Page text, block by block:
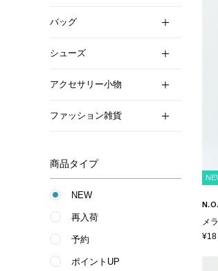
バッグ
シューズ
アクセサリー小物
ファッション雑貨
商品タイプ
NEW
再入荷
予約
ポイントUP
メ
ツ